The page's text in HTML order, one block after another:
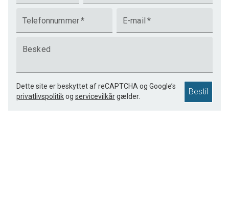
Telefonnummer* E-mail *
Besked
Dette site er beskyttet af reCAPTCHA og Google’s
privatlivspolitikog servicevilkårgælder. Bestil